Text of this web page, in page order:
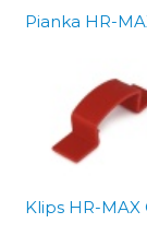
Pianka HR-
Klips HR-MAX